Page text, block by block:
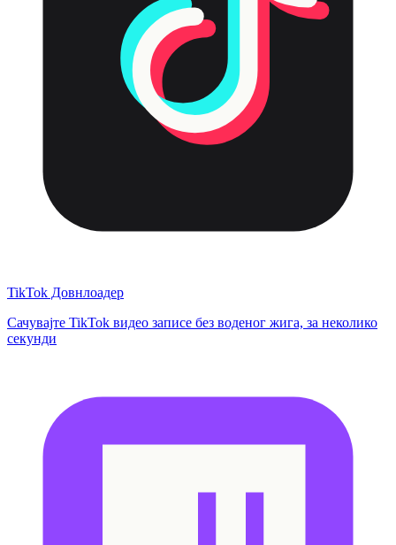
TikTok Довнлоадер
Сачувајте TikTok видео записе без воденог жига, за неколико
секунди